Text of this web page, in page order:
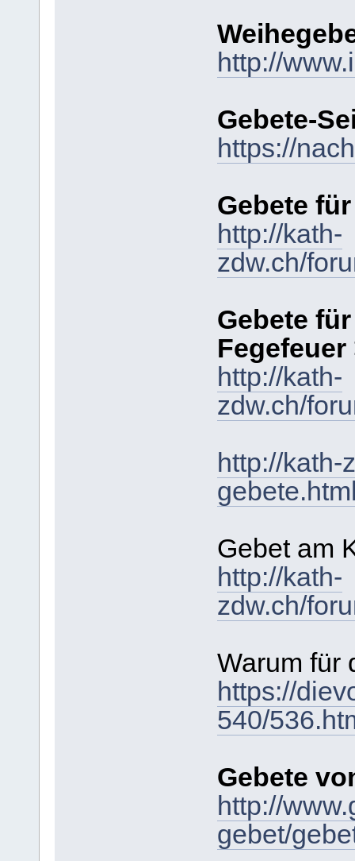
http://
Gebete-
https://
Gebete
http://kath-
zdw.ch/
Gebete
Fegefeuer
http://kath-
zdw.ch/
http://kath-
Gebet am
http://kath-
zdw.ch/
Warum für
https://
540/
Gebete
http://
gebet/